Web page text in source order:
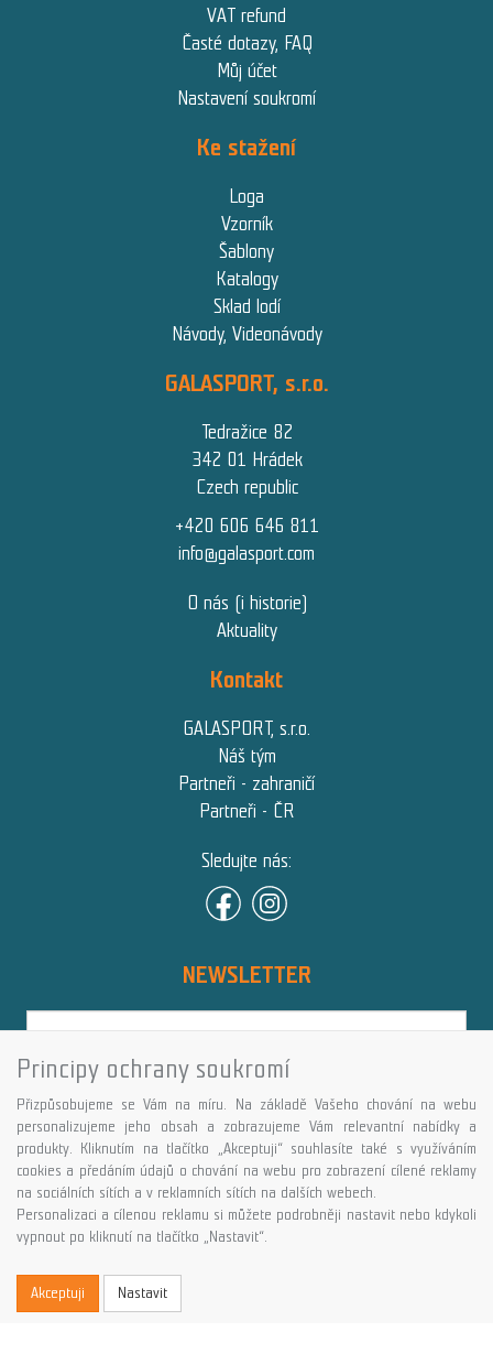
VAT refund
Časté dotazy, FAQ
Můj účet
Nastavení soukromí
Ke stažení
Loga
Vzorník
Šablony
Katalogy
Sklad lodí
Návody, Videonávody
GALASPORT, s.r.o.
Tedražice 82
342 01 Hrádek
Czech republic
+420 606 646 811
info@galasport.com
O nás (i historie)
Aktuality
Kontakt
GALASPORT, s.r.o.
Náš tým
Partneři - zahraničí
Partneři - ČR
Sledujte nás:
NEWSLETTER
Přihlásit
Více informací o této službě
Copyright © GALASPORT, s.r.o. 2026,
powered by ABRA E-shop
Principy ochrany soukromí
Přizpůsobujeme se Vám na míru. Na základě Vašeho chování na webu
personalizujeme jeho obsah a zobrazujeme Vám relevantní nabídky a
produkty. Kliknutím na tlačítko „Akceptuji“ souhlasíte také s využíváním
cookies a předáním údajů o chování na webu pro zobrazení cílené reklamy
na sociálních sítích a v reklamních sítích na dalších webech.
Personalizaci a cílenou reklamu si můžete podrobněji nastavit nebo kdykoli
vypnout po kliknutí na tlačítko „Nastavit“.
Akceptuji Nastavit